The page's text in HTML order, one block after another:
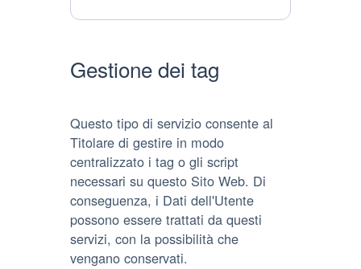
Gestione dei tag
Questo tipo di servizio consente al
Titolare di gestire in modo
centralizzato i tag o gli script
necessari su questo Sito Web. Di
conseguenza, i Dati dell'Utente
possono essere trattati da questi
servizi, con la possibilità che
vengano conservati.